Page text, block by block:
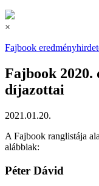
×
Fajbook
Fajbook 2020.
díjazottai
2021.01.20.
A Fajbook ranglistája
alábbiak:
Péter Dávid